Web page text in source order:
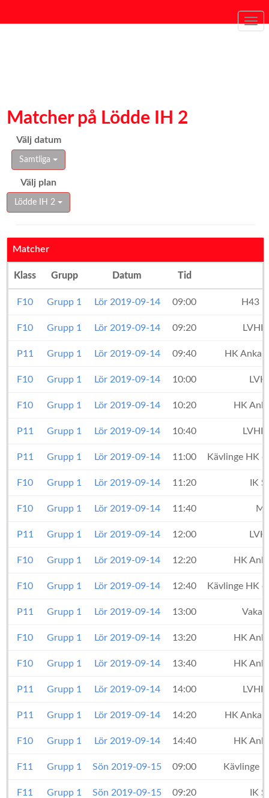
Matcher på Lödde IH 2
Välj datum
Samtliga
Välj plan
Lödde IH 2
Matcher
Klass Grupp Datum Tid
F10 Grupp 1 Lör 2019-09-14 09:00 H43
F10 Grupp 1 Lör 2019-09-14 09:20
P11 Grupp 1 Lör 2019-09-14 09:40 HK
F10 Grupp 1 Lör 2019-09-14 10:00
F10 Grupp 1 Lör 2019-09-14 10:20 HK
P11 Grupp 1 Lör 2019-09-14 10:40
P11 Grupp 1 Lör 2019-09-14 11:00 Kävlinge HK
F10 Grupp 1 Lör 2019-09-14 11:20 IK
F10 Grupp 1 Lör 2019-09-14 11:40
P11 Grupp 1 Lör 2019-09-14 12:00
F10 Grupp 1 Lör 2019-09-14 12:20 HK
F10 Grupp 1 Lör 2019-09-14 12:40 Kävlinge HK
P11 Grupp 1 Lör 2019-09-14 13:00
F10 Grupp 1 Lör 2019-09-14 13:20 HK
F10 Grupp 1 Lör 2019-09-14 13:40 HK
P11 Grupp 1 Lör 2019-09-14 14:00
P11 Grupp 1 Lör 2019-09-14 14:20 HK
F10 Grupp 1 Lör 2019-09-14 14:40 HK
F11 Grupp 1 Sön 2019-09-15 09:00 Kävlinge
F11 Grupp 1 Sön 2019-09-15 09:20 IK